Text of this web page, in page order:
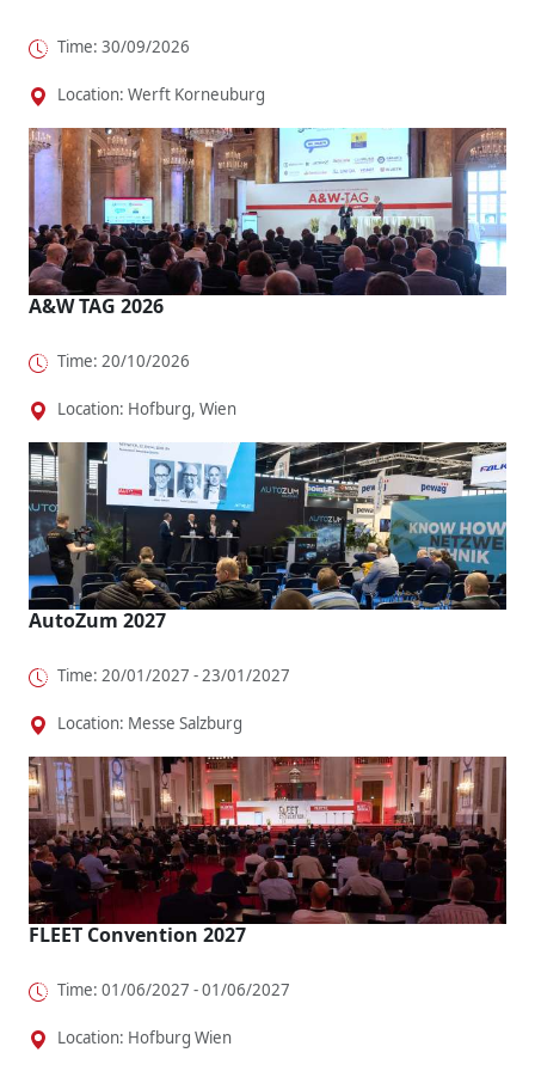
Time: 30/09/2026
Location: Werft Korneuburg
A&W TAG 2026
Time: 20/10/2026
Location: Hofburg, Wien
AutoZum 2027
Time: 20/01/2027 - 23/01/2027
Location: Messe Salzburg
FLEET Convention 2027
Time: 01/06/2027 - 01/06/2027
Location: Hofburg Wien